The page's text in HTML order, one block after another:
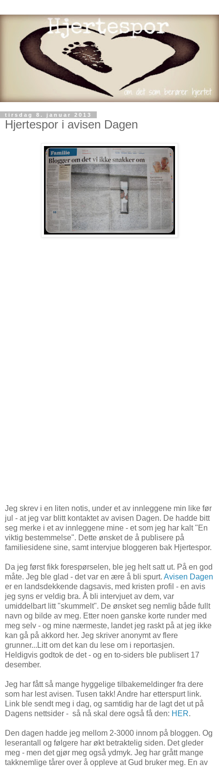
tirsdag 8. januar 2013
Hjertespor i avisen Dagen
Jeg skrev i en liten notis, under et av innleggene min like før
jul - at jeg var blitt kontaktet av avisen Dagen. De hadde bitt
seg merke i et av innleggene mine - et som jeg har kalt "En
viktig bestemmelse". Dette ønsket de å publisere på
familiesidene sine, samt intervjue bloggeren bak Hjertespor.
Da jeg først fikk forespørselen, ble jeg helt satt ut. På en god
måte. Jeg ble glad - det var en ære å bli spurt. Avisen Dagen
er en landsdekkende dagsavis, med kristen profil - en avis
jeg syns er veldig bra. Å bli intervjuet av dem, var
umiddelbart litt "skummelt". De ønsket seg nemlig både fullt
navn og bilde av meg. Etter noen ganske korte runder med
meg selv - og mine nærmeste, landet jeg raskt på at jeg ikke
kan gå på akkord her. Jeg skriver anonymt av flere
grunner...Litt om det kan du lese om i reportasjen.
Heldigvis godtok de det - og en to-siders ble publisert 17
desember.
Jeg har fått så mange hyggelige tilbakemeldinger fra dere
som har lest avisen. Tusen takk! Andre har etterspurt link.
Link ble sendt meg i dag, og samtidig har de lagt det ut på
Dagens nettsider - så nå skal dere også få den: HER.
Den dagen hadde jeg mellom 2-3000 innom på bloggen. Og
leserantall og følgere har økt betraktelig siden. Det gleder
meg - men det gjør meg også ydmyk. Jeg har grått mange
takknemlige tårer over å oppleve at Gud bruker meg. En av